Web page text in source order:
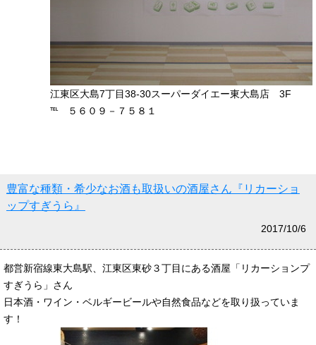
江東区大島7丁目38-30スーパーダイエー東大島店 3F
℡ ５６０９－７５８１
豊富な種類・希少なお酒も取扱いの酒屋さん『リカーショ
ップすぎうら』
2017/10/6
都営新宿線東大島駅、江東区東砂３丁目にある酒屋「リカーションプ
すぎうら」さん
日本酒・ワイン・ベルギービールや自然食品などを取り扱っていま
す！